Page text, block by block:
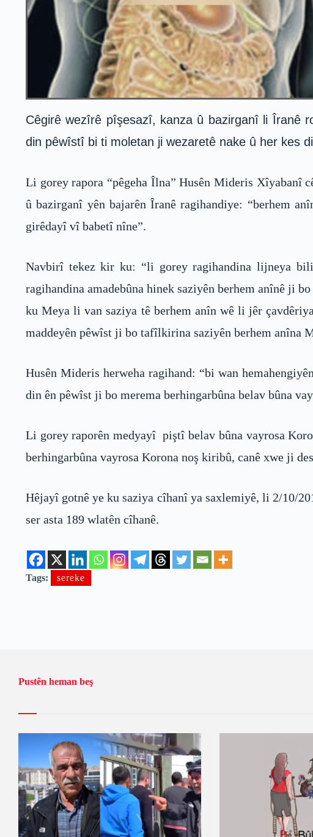
Cêgirê wezîrê pîşesazî, kanza û bazirganî li Îranê
din pêwîstî bi ti moletan ji wezaretê nake û her kes
Li gorey rapora “pêgeha Îlna” Husên Mideris Xîyabanî
û bazirganî yên bajarên Îranê ragihandiye: “berhem
girêdayî vî babetî nîne”.
Navbirî tekez kir ku: “li gorey ragihandina lijneya
ragihandina amadebûna hinek saziyên berhem anînê ji
ku Meya li van saziya tê berhem anîn wê li jêr
maddeyên pêwîst ji bo tafîlkirina saziyên berhem anîna
Husên Mideris herweha ragihand: “bi wan
din ên pêwîst ji bo merema berhingarbûna belav bûna
Li gorey raporên medyayî piştî belav bûna vayrosa
berhingarbûna vayrosa Korona noş kiribû, canê xwe ji
Hêjayî gotnê ye ku saziya cîhanî ya saxlemiyê, li 2/10/
ser asta 189 wlatên cîhanê.
Tags: sereke
Pustên heman beş